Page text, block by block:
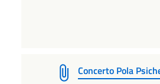
Concerto Pola